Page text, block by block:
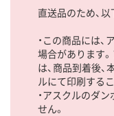
直送品のため、
・この商品には
場合があります
は、商品到着後
ルにて印刷する
・アスクルのダ
せん。